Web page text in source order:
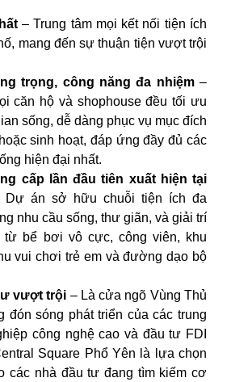
– Trung tâm mọi kết nối tiện ích
mang đến sự thuận tiện vượt trội
trọng, công năng đa nhiệm–
căn hộ và shophouse đều tối ưu
sống, dễ dàng phục vụ mục đích
sinh hoạt, đáp ứng đầy đủ các
hiện đại nhất.
cấp lần đầu tiên xuất hiện tại
Dự án sở hữu chuỗi tiện ích đa
nhu cầu sống, thư giãn, và giải trí
từ bể bơi vô cực, công viên, khu
vui chơi trẻ em và đường dạo bộ
vượt trội – Là cửa ngõ Vùng Thủ
đón sóng phát triển của các trung
công nghệ cao và đầu tư FDI
Square Phổ Yên là lựa chọn
các nhà đầu tư đang tìm kiếm cơ